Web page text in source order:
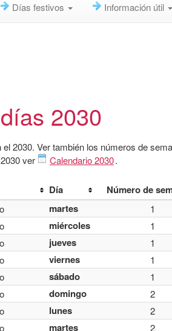
Días festivos Información útil
2030
2030. Ver también los números de
ver
Calendario 2030.
Día Número de
martes 1
miércoles 1
jueves 1
viernes 1
sábado 1
domingo 2
lunes 2
martes 2